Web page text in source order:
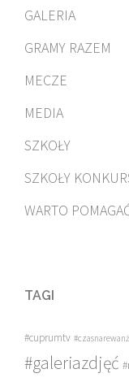
GALERIA
GRAMY RAZEM
MECZE
MEDIA
SZKOŁY
SZKOŁY
WARTO
TAGI
#cuprumtv #czasnarewanż
#galeriazdjęć